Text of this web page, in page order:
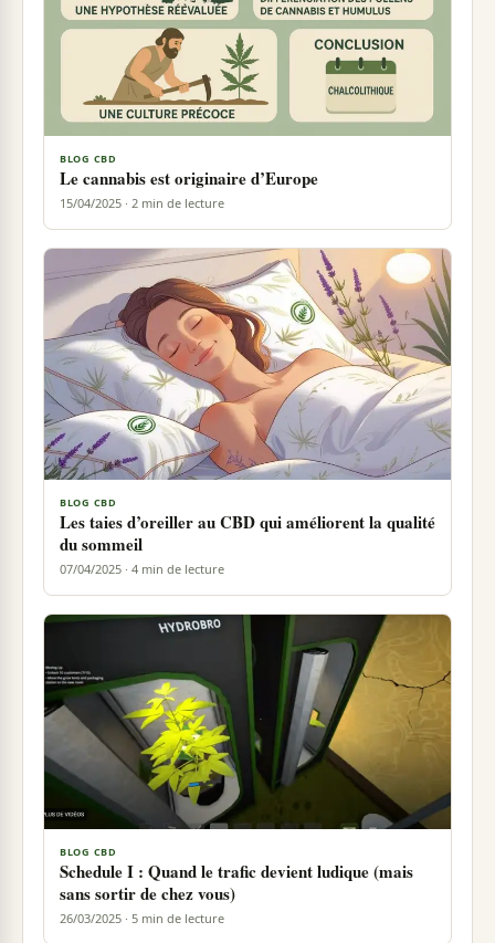
BLOG CBD
Le cannabis est originaire d’Europe
15/04/2025 · 2 min de lecture
BLOG CBD
Les taies d’oreiller au CBD qui améliorent la qualité
du sommeil
07/04/2025 · 4 min de lecture
BLOG CBD
Schedule I : Quand le trafic devient ludique (mais
sans sortir de chez vous)
26/03/2025 · 5 min de lecture